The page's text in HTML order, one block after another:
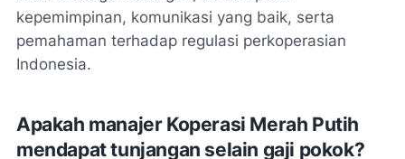
kepemimpinan, komunikasi yang baik, serta
pemahaman terhadap regulasi perkoperasian
Indonesia.
Apakah manajer Koperasi Merah Putih
mendapat tunjangan selain gaji pokok?